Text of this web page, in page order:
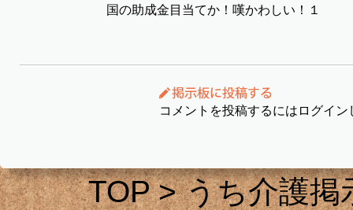
国の助成金目当てか！嘆かわしい！１
コメントを投稿するにはログイン
TOP>うち介護掲